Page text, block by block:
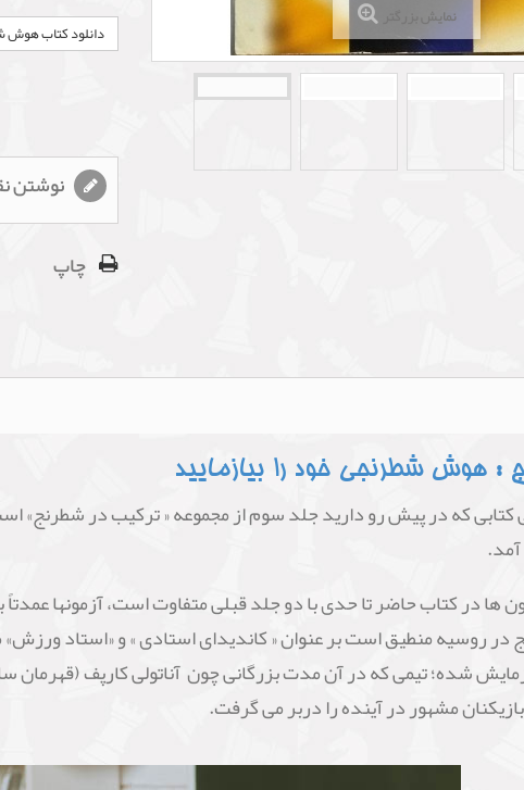
نمایش بزرگتر
دانلود کتاب هوش
نوشتن
چاپ
: هوش شطرنجی خود را بیازمایید
کتابی که در پیش رو دارید جلد سوم از مجموعه « ترکیب در شطرنج»
ها در کتاب حاضر تا حدی با دو جلد قبلی متفاوت است، آزمونها
شده؛ تیمی که در آن مدت بزرگانی چون آناتولی کارپف
مشهور در آینده را دربر می گرفت.